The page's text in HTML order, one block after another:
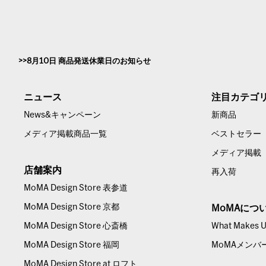
8月10日 商品発送休業日のお知らせ
ニュース
News&キャンペーン
メディア掲載商品一覧
店舗案内
MoMA Design Store 表参道
MoMA Design Store 京都
MoMA Design Store 心斎橋
MoMA Design Store 福岡
MoMA Design Store at ロフト
注目カテゴ
新商品
ベストセラー
メディア掲載
再入荷
MoMAにつ
What Makes
MoMAメンバ